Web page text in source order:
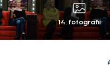
14 fotografií